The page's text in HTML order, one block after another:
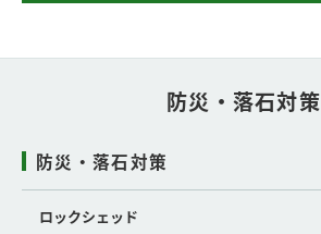
防災・落石対策
防災・落石対策
ロックシェッド